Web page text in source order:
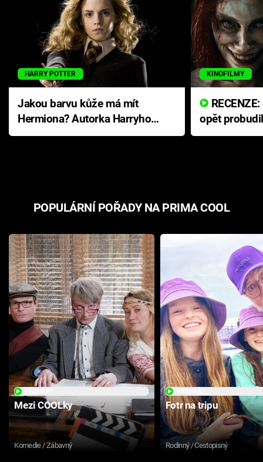
HARRY POTTER
Jakou barvu kůže má mít
Hermiona? Autorka Harryho
Pottera přišla s ráznou
KINOFILMY
opět
přichází s
POPULÁRNÍ POŘADY NA PRIMA COOL
Mezi COOLky
Komedie / Zábavný
Fotr na tripu
Rodinný / Cestopisný